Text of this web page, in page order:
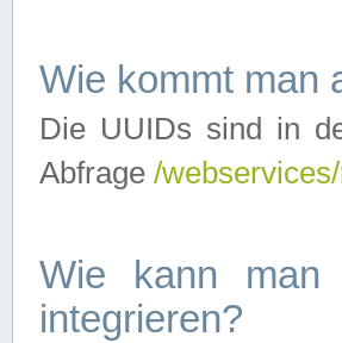
Wie kommt man
Die UUIDs sind in
Abfrage /
Wie kann man
integrieren?